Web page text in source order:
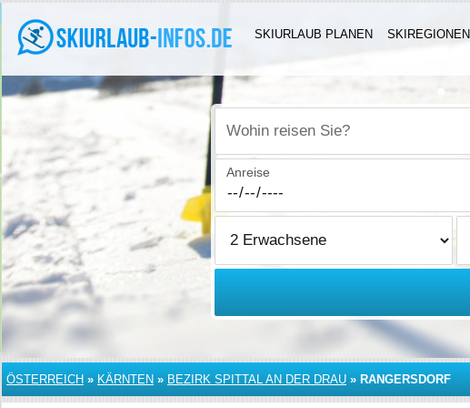
SKIURLAUB PLANEN SKIREGIONEN
Wohin reisen Sie?
Anreise
ÖSTERREICH » KÄRNTEN » BEZIRK SPITTAL AN DER DRAU » RANGERSDORF